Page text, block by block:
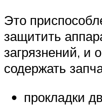
Это
защитить
загрязнений, и
содержать
прокладки